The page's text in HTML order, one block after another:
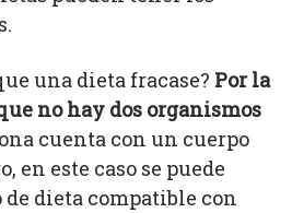
una dieta fracase? Por la
no hay dos organismos
cuenta con un cuerpo
en este caso se puede
dieta compatible con